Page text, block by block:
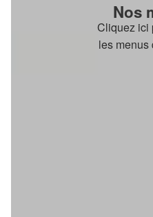
Nos
Cliquez ici
les menus